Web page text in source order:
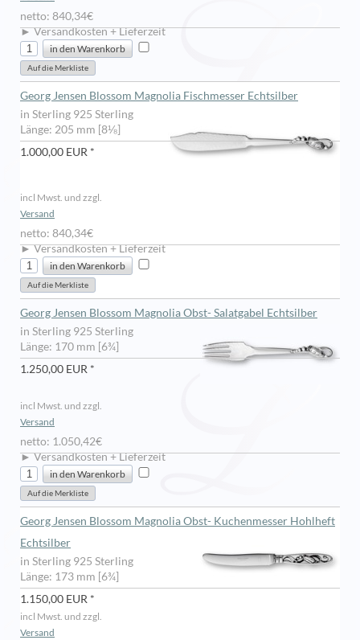
netto: 840,34€
► Versandkosten + Lieferzeit
Georg Jensen Blossom Magnolia Fischmesser Echtsilber
in Sterling 925 Sterling
Länge: 205 mm [8⅛]
1.000,00 EUR *
incl Mwst. und zzgl.
Versand
netto: 840,34€
► Versandkosten + Lieferzeit
Georg Jensen Blossom Magnolia Obst- Salatgabel Echtsilber
in Sterling 925 Sterling
Länge: 170 mm [6¾]
1.250,00 EUR *
incl Mwst. und zzgl.
Versand
netto: 1.050,42€
► Versandkosten + Lieferzeit
Georg Jensen Blossom Magnolia Obst- Kuchenmesser Hohlheft
Echtsilber
in Sterling 925 Sterling
Länge: 173 mm [6¾]
1.150,00 EUR *
incl Mwst. und zzgl.
Versand